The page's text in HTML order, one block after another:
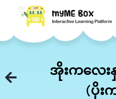
content
အိုးကလေး
(ပိုး